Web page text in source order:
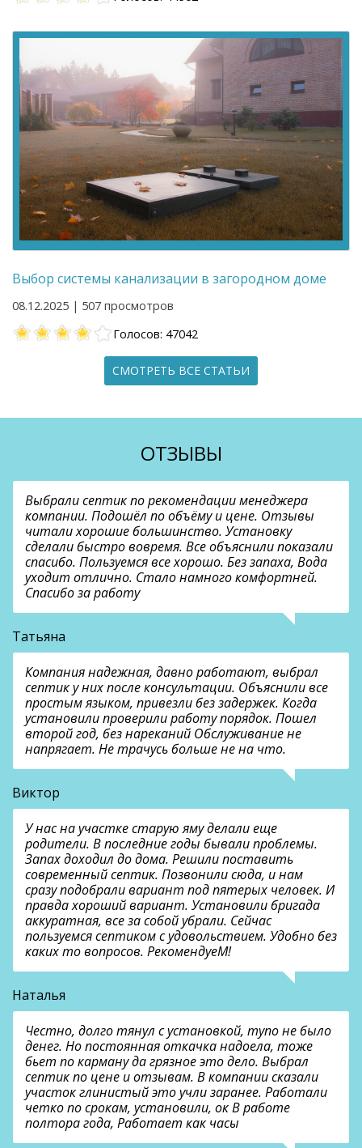
Выбор системы канализации в загородном доме
08.12.2025 | 507 просмотров
Голосов: 47042
СМОТРЕТЬ ВСЕ СТАТЬИ
ОТЗЫВЫ
Выбрали септик по рекомендации менеджера
компании. Подошёл по объёму и цене. Отзывы
читали хорошие большинство. Установку
сделали быстро вовремя. Все объяснили показали
спасибо. Пользуемся все хорошо. Без запаха, Вода
уходит отлично. Стало намного комфортней.
Спасибо за работу
Татьяна
Компания надежная, давно работают, выбрал
септик у них после консультации. Объяснили все
простым языком, привезли без задержек. Когда
установили проверили работу порядок. Пошел
второй год, без нареканий Обслуживание не
напрягает. Не трачусь больше не на что.
Виктор
У нас на участке старую яму делали еще
родители. В последние годы бывали проблемы.
Запах доходил до дома. Решили поставить
современный септик. Позвонили сюда, и нам
сразу подобрали вариант под пятерых человек. И
правда хороший вариант. Установили бригада
аккуратная, все за собой убрали. Сейчас
пользуемся септиком с удовольствием. Удобно без
каких то вопросов. РекомендуеМ!
Наталья
Честно, долго тянул с установкой, тупо не было
денег. Но постоянная откачка надоела, тоже
бьет по карману да грязное это дело. Выбрал
септик по цене и отзывам. В компании сказали
участок глинистый это учли заранее. Работали
четко по срокам, установили, ок В работе
полтора года, Работает как часы